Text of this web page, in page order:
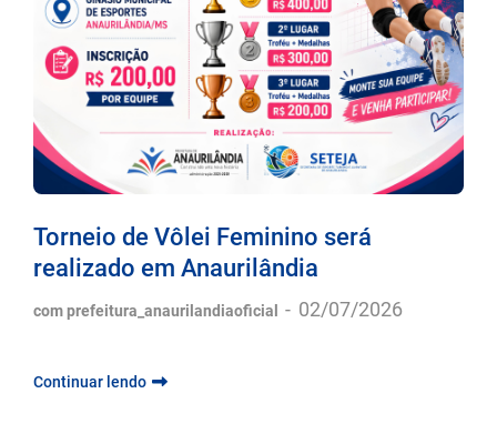
Torneio de Vôlei Feminino será
realizado em Anaurilândia
com prefeitura_anaurilandiaoficial - 02/07/2026
Continuar lendo